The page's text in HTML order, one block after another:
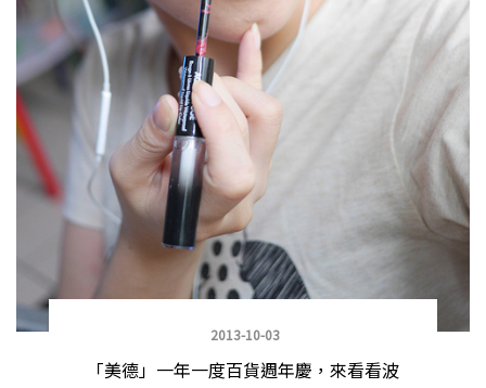
2013-10-03
「美德」一年一度百貨週年慶，來看看波